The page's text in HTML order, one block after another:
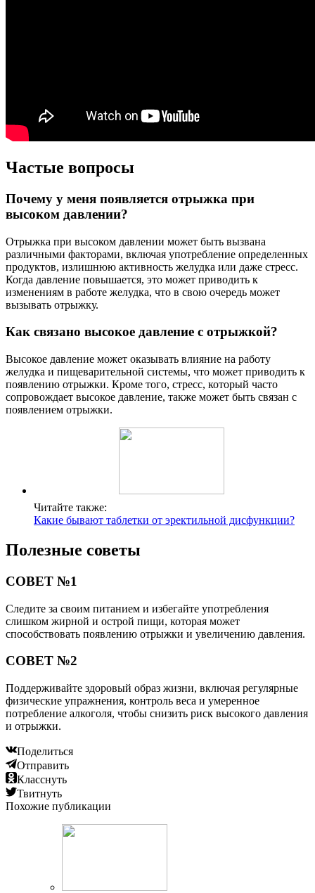
Частые вопросы
Почему у меня появляется отрыжка при
высоком давлении?
Отрыжка при высоком давлении может быть вызвана
различными факторами, включая употребление определенных
продуктов, излишнюю активность желудка или даже стресс.
Когда давление повышается, это может приводить к
изменениям в работе желудка, что в свою очередь может
вызывать отрыжку.
Как связано высокое давление с отрыжкой?
Высокое давление может оказывать влияние на работу
желудка и пищеварительной системы, что может приводить к
появлению отрыжки. Кроме того, стресс, который часто
сопровождает высокое давление, также может быть связан с
появлением отрыжки.
Читайте также:
Какие бывают таблетки от эректильной дисфункции?
Полезные советы
СОВЕТ №1
Следите за своим питанием и избегайте употребления
слишком жирной и острой пищи, которая может
способствовать появлению отрыжки и увеличению давления.
СОВЕТ №2
Поддерживайте здоровый образ жизни, включая регулярные
физические упражнения, контроль веса и умеренное
потребление алкоголя, чтобы снизить риск высокого давления
и отрыжки.
Поделиться
Отправить
Класснуть
Твитнуть
Похожие публикации